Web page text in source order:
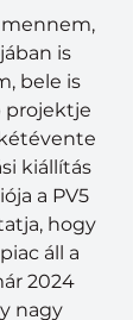
is
bele is
projektje
kiállítás
a PV5
hogy
áll a
2024
nagy